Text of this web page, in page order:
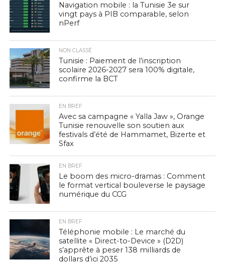
Navigation mobile : la Tunisie 3e sur
vingt pays à PIB comparable, selon
nPerf
NON CLASSÉ
Tunisie : Paiement de l’inscription
scolaire 2026-2027 sera 100% digitale,
confirme la BCT
EN BREF
Avec sa campagne « Yalla Jaw », Orange
Tunisie renouvelle son soutien aux
festivals d’été de Hammamet, Bizerte et
Sfax
EN BREF
Le boom des micro-dramas : Comment
le format vertical bouleverse le paysage
numérique du CCG
EN BREF
Téléphonie mobile : Le marché du
satellite « Direct-to-Device » (D2D)
s’apprête à peser 138 milliards de
dollars d’ici 2035